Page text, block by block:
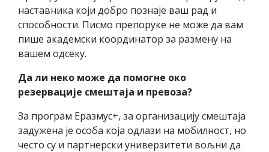
наставника који добро познаје ваш рад и
способности. Писмо препоруке не може да вам
пише академски координатор за размену на
вашем одсеку.
Да ли неко може да помогне око
резервације смештаја и превоза?
За програм Еразмус+, за организацију смештаја
задужена је особа која одлази на мобилност, но
често су и партнерски универзитети вољни да